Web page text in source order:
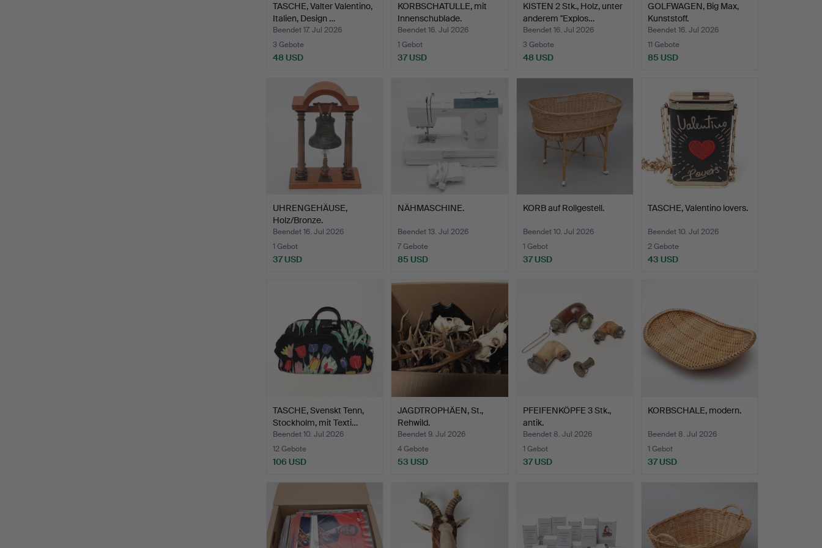
TASCHE, Valter Valentino,
Italien, Design …
Beendet 17. Jul 2026
3 Gebote
48 USD
KORBSCHATULLE, mit
Innenschublade.
Beendet 16. Jul 2026
1 Gebot
37 USD
KISTEN 2 Stk., Holz, unter
anderem "Explos…
Beendet 16. Jul 2026
3 Gebote
48 USD
GOLFWAGEN, Big Max,
Kunststoff.
Beendet 16. Jul 2026
11 Gebote
85 USD
UHRENGEHÄUSE,
Holz/Bronze.
Beendet 16. Jul 2026
1 Gebot
37 USD
NÄHMASCHINE.
Beendet 13. Jul 2026
7 Gebote
85 USD
KORB auf Rollgestell.
Beendet 10. Jul 2026
1 Gebot
37 USD
TASCHE, Valentino lovers.
Beendet 10. Jul 2026
2 Gebote
43 USD
TASCHE, Svenskt Tenn,
Stockholm, mit Texti…
Beendet 10. Jul 2026
12 Gebote
106 USD
JAGDTROPHÄEN, St.,
Rehwild.
Beendet 9. Jul 2026
4 Gebote
53 USD
PFEIFENKÖPFE 3 Stk.,
antik.
Beendet 8. Jul 2026
1 Gebot
37 USD
KORBSCHALE, modern.
Beendet 8. Jul 2026
1 Gebot
37 USD